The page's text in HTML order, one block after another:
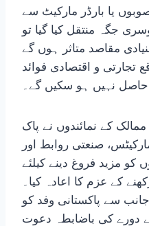
یا بارڈر مارکیٹ سے
جگہ منتقل کیا گیا تو
مقاصد متاثر ہوں گے
تجارتی و اقتصادی فوائد
حاصل نہیں ہو سکیں گے۔
کے نمائندوں نے پاک
صنعتی روابط اور
کو مزید فروغ دینے کیلئے
کے عزم کا اعادہ کیا۔
سے پاکستانی وفد کو
دورے کی باضابطہ دعوت